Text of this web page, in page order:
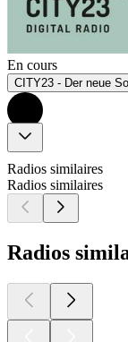
En cours
CITY23 - Der neue
Radios similaires
Radios similaires
Radios